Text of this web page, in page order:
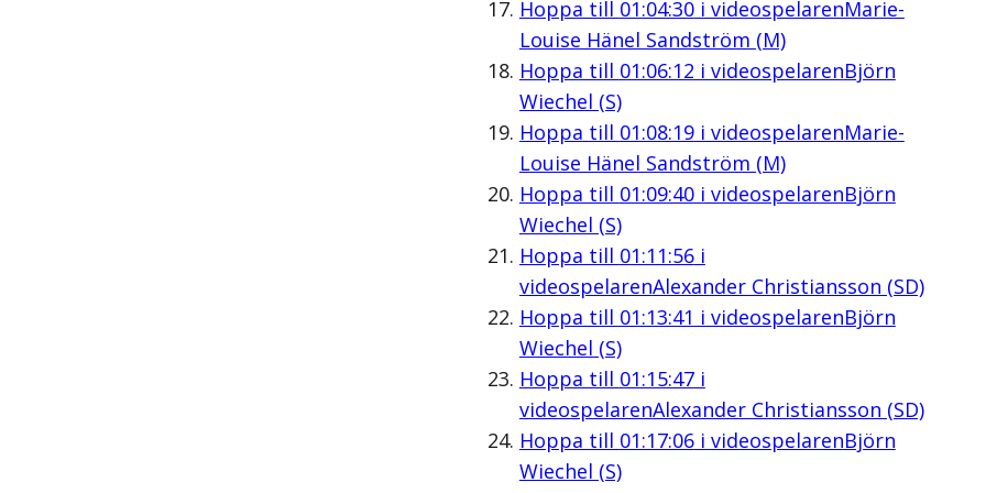
Hoppa till 01:04:30i videospelarenMarie-
Louise Hänel Sandström (M)
Hoppa till 01:06:12 i videospelarenBjörn
Wiechel (S)
Hoppa till 01:08:19i videospelarenMarie-
Louise Hänel Sandström (M)
Hoppa till 01:09:40i videospelarenBjörn
Wiechel (S)
Hoppa till 01:11:56i
videospelarenAlexander Christiansson (SD)
Hoppa till 01:13:41 i videospelarenBjörn
Wiechel (S)
Hoppa till 01:15:47i
videospelarenAlexander Christiansson (SD)
Hoppa till 01:17:06i videospelarenBjörn
Wiechel (S)